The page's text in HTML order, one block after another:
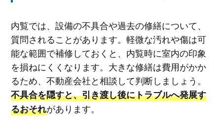
内覧では、設備の不具合や過去の修繕について、
質問されることがあります。軽微な汚れや傷は可
能な範囲で補修しておくと、内覧時に室内の印象
を損ねにくくなります。大きな修繕は費用がかか
るため、不動産会社と相談して判断しましょう。
不具合を隠すと、引き渡し後にトラブルへ発展す
るおそれがあります。